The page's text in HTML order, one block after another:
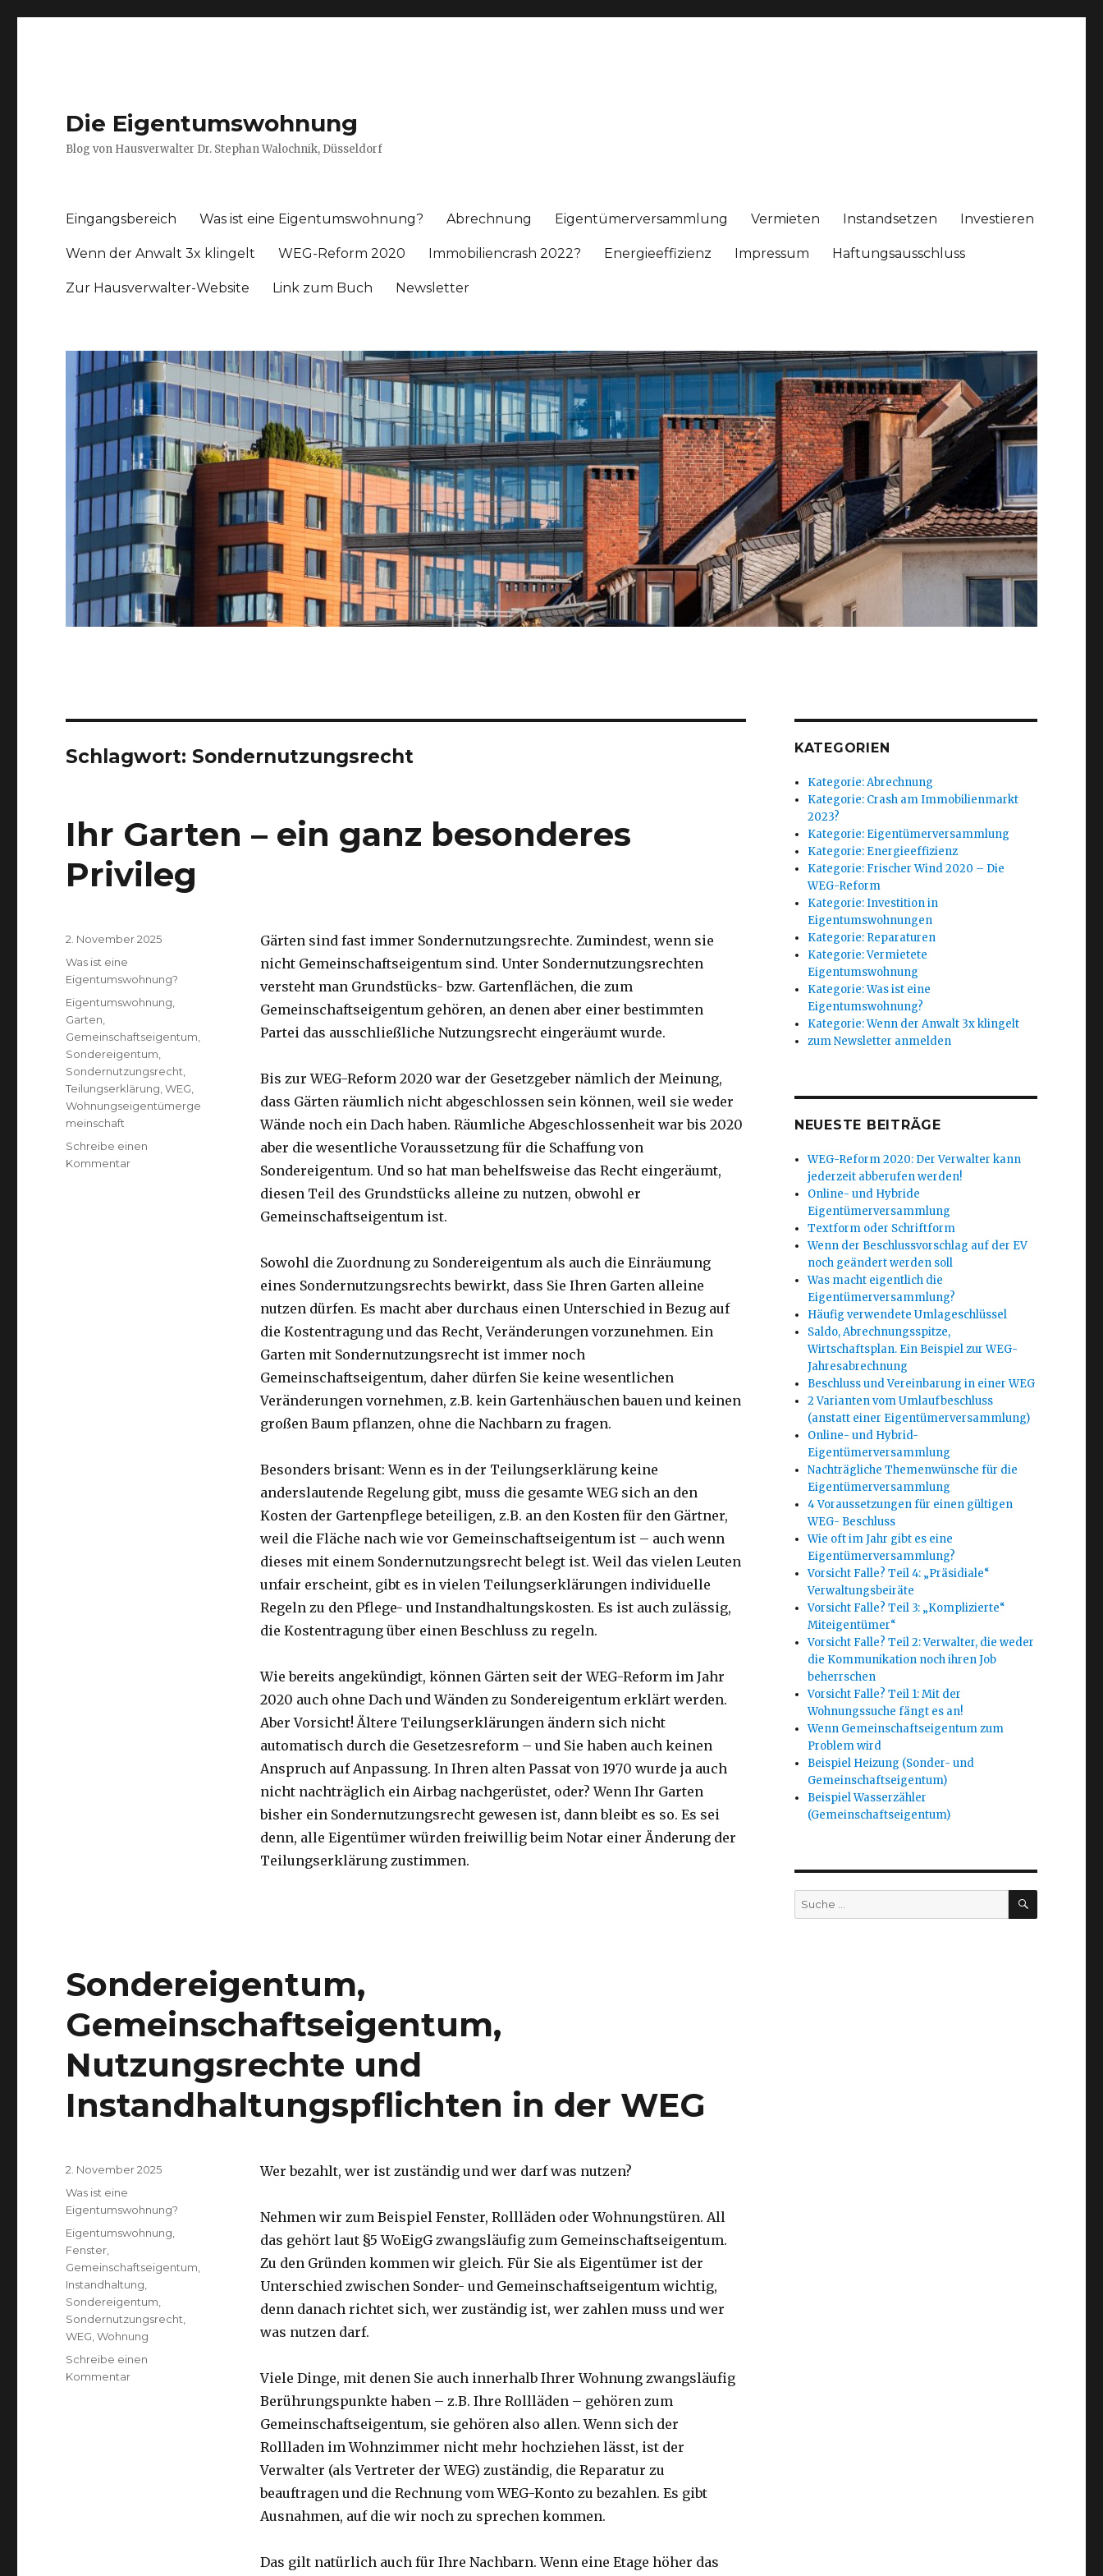
Die Eigentumswohnung
Blog von Hausverwalter Dr. Stephan Walochnik, Düsseldorf
Eingangsbereich Was ist eine Eigentumswohnung? Abrechnung Eigentümerversammlung Vermieten Instandsetzen Investieren
Wenn der Anwalt 3x klingelt WEG-Reform 2020 Immobiliencrash 2022? Energieeffizienz Impressum Haftungsausschluss
Zur Hausverwalter-Website Link zum Buch Newsletter
Schlagwort: Sondernutzungsrecht
Ihr Garten – ein ganz besonderes
Privileg
Gärten sind fast immer Sondernutzungsrechte. Zumindest, wenn sie
nicht Gemeinschaftseigentum sind. Unter Sondernutzungsrechten
versteht man Grundstücks- bzw. Gartenflächen, die zum
Gemeinschaftseigentum gehören, an denen aber einer bestimmten
Partei das ausschließliche Nutzungsrecht eingeräumt wurde.
Bis zur WEG-Reform 2020 war der Gesetzgeber nämlich der Meinung,
dass Gärten räumlich nicht abgeschlossen sein können, weil sie weder
Wände noch ein Dach haben. Räumliche Abgeschlossenheit war bis 2020
aber die wesentliche Voraussetzung für die Schaffung von
Sondereigentum. Und so hat man behelfsweise das Recht eingeräumt,
diesen Teil des Grundstücks alleine zu nutzen, obwohl er
Gemeinschaftseigentum ist.
Sowohl die Zuordnung zu Sondereigentum als auch die Einräumung
eines Sondernutzungsrechts bewirkt, dass Sie Ihren Garten alleine
nutzen dürfen. Es macht aber durchaus einen Unterschied in Bezug auf
die Kostentragung und das Recht, Veränderungen vorzunehmen. Ein
Garten mit Sondernutzungsrecht ist immer noch
Gemeinschaftseigentum, daher dürfen Sie keine wesentlichen
Veränderungen vornehmen, z.B. kein Gartenhäuschen bauen und keinen
großen Baum pflanzen, ohne die Nachbarn zu fragen.
Besonders brisant: Wenn es in der Teilungserklärung keine
anderslautende Regelung gibt, muss die gesamte WEG sich an den
Kosten der Gartenpflege beteiligen, z.B. an den Kosten für den Gärtner,
weil die Fläche nach wie vor Gemeinschaftseigentum ist – auch wenn
dieses mit einem Sondernutzungsrecht belegt ist. Weil das vielen Leuten
unfair erscheint, gibt es in vielen Teilungserklärungen individuelle
Regeln zu den Pflege- und Instandhaltungskosten. Es ist auch zulässig,
die Kostentragung über einen Beschluss zu regeln.
Wie bereits angekündigt, können Gärten seit der WEG-Reform im Jahr
2020 auch ohne Dach und Wänden zu Sondereigentum erklärt werden.
Aber Vorsicht! Ältere Teilungserklärungen ändern sich nicht
automatisch durch die Gesetzesreform – und Sie haben auch keinen
Anspruch auf Anpassung. In Ihren alten Passat von 1970 wurde ja auch
nicht nachträglich ein Airbag nachgerüstet, oder? Wenn Ihr Garten
bisher ein Sondernutzungsrecht gewesen ist, dann bleibt es so. Es sei
denn, alle Eigentümer würden freiwillig beim Notar einer Änderung der
Teilungserklärung zustimmen.
Veröffentlicht
am
2. November 2025
Kategorien
Was ist eine
Eigentumswohnung?
Schlagwörter
Eigentumswohnung,
Garten,
Gemeinschaftseigentum,
Sondereigentum,
Sondernutzungsrecht,
Teilungserklärung,WEG,
Wohnungseigentümerge
meinschaft
Schreibe einen
Kommentarzu
Sondereigentum,
Gemeinschaftseigentum,
Nutzungsrechte und
Instandhaltungspflichten in der WEG
Wer bezahlt, wer ist zuständig und wer darf was nutzen?
Nehmen wir zum Beispiel Fenster, Rollläden oder Wohnungstüren. All
das gehört laut §5 WoEigG zwangsläufig zum Gemeinschaftseigentum.
Zu den Gründen kommen wir gleich. Für Sie als Eigentümer ist der
Unterschied zwischen Sonder- und Gemeinschaftseigentum wichtig,
denn danach richtet sich, wer zuständig ist, wer zahlen muss und wer
was nutzen darf.
Viele Dinge, mit denen Sie auch innerhalb Ihrer Wohnung zwangsläufig
Berührungspunkte haben – z.B. Ihre Rollläden – gehören zum
Gemeinschaftseigentum, sie gehören also allen. Wenn sich der
Rollladen im Wohnzimmer nicht mehr hochziehen lässt, ist der
Verwalter (als Vertreter der WEG) zuständig, die Reparatur zu
beauftragen und die Rechnung vom WEG-Konto zu bezahlen. Es gibt
Ausnahmen, auf die wir noch zu sprechen kommen.
Das gilt natürlich auch für Ihre Nachbarn. Wenn eine Etage höher das
Veröffentlicht
am
2. November 2025
Kategorien
Was ist eine
Eigentumswohnung?
Schlagwörter
Eigentumswohnung,
Fenster,
Gemeinschaftseigentum,
Instandhaltung,
Sondereigentum,
Sondernutzungsrecht,
WEG,Wohnung
Schreibe einen
Kommentarzu
Gemeinschaftseigentum,
Instandhaltungspflichten
KATEGORIEN
Kategorie: Abrechnung
Kategorie: Crash am Immobilienmarkt
2023?
Kategorie: Eigentümerversammlung
Kategorie: Energieeffizienz
Kategorie: Frischer Wind 2020 – Die
WEG-Reform
Kategorie: Investition in
Eigentumswohnungen
Kategorie: Reparaturen
Kategorie: Vermietete
Eigentumswohnung
Kategorie: Was ist eine
Eigentumswohnung?
Kategorie: Wenn der Anwalt 3x klingelt
zum Newsletter anmelden
NEUESTE BEITRÄGE
WEG-Reform 2020: Der Verwalter kann
jederzeit abberufen werden!
Online- und Hybride
Eigentümerversammlung
Textform oder Schriftform
Wenn der Beschlussvorschlag auf der EV
noch geändert werden soll
Was macht eigentlich die
Eigentümerversammlung?
Häufig verwendete Umlageschlüssel
Saldo, Abrechnungsspitze,
Wirtschaftsplan. Ein Beispiel zur WEG-
Jahresabrechnung
Beschluss und Vereinbarung in einer WEG
2 Varianten vom Umlaufbeschluss
(anstatt einer Eigentümerversammlung)
Online- und Hybrid-
Eigentümerversammlung
Nachträgliche Themenwünsche für die
Eigentümerversammlung
4 Voraussetzungen für einen gültigen
WEG- Beschluss
Wie oft im Jahr gibt es eine
Eigentümerversammlung?
Vorsicht Falle? Teil 4: „Präsidiale“
Verwaltungsbeiräte
Vorsicht Falle? Teil 3: „Komplizierte“
Miteigentümer“
Vorsicht Falle? Teil 2: Verwalter, die weder
die Kommunikation noch ihren Job
beherrschen
Vorsicht Falle? Teil 1: Mit der
Wohnungssuche fängt es an!
Wenn Gemeinschaftseigentum zum
Problem wird
Beispiel Heizung (Sonder- und
Gemeinschaftseigentum)
Beispiel Wasserzähler
(Gemeinschaftseigentum)
Suche
nach:
SUCHEN